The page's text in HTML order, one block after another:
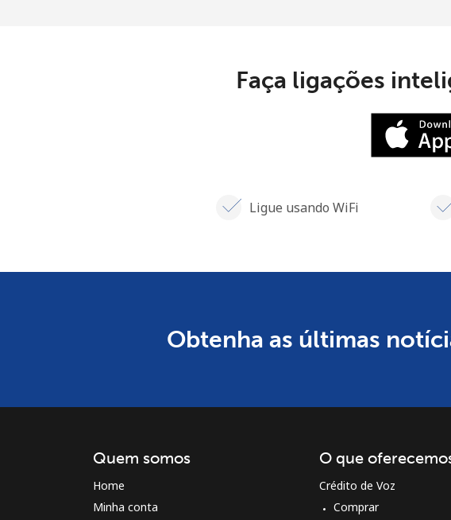
Faça ligações
Ligue usando WiFi
Obtenha as últimas
Quem somos
Home
Minha conta
O que
Crédito de Voz
Comprar